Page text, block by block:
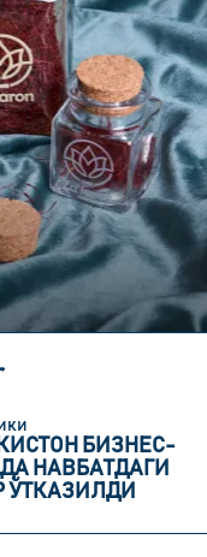
БИЗНЕС-
НАВБАТДАГИ
ЎТКАЗИЛДИ